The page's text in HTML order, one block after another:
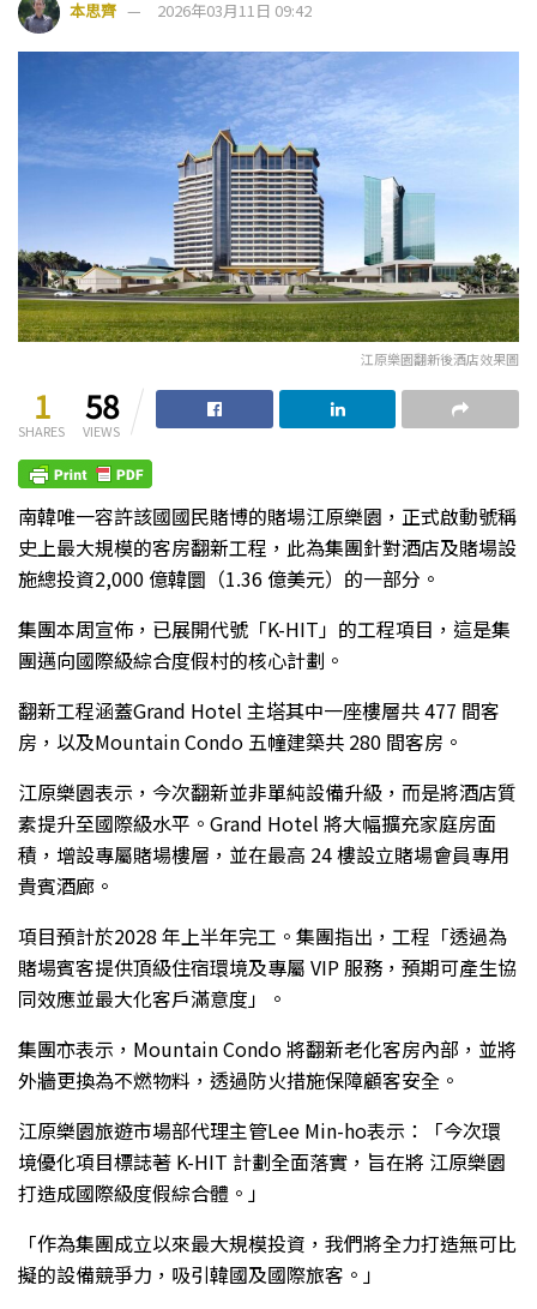
本思齊 2026年03月11日 09:42
江原樂園翻新後酒店效果圖
1
SHARES
58
VIEWS
南韓唯一容許該國國民賭博的賭場江原樂園，正式啟動號稱
史上最大規模的客房翻新工程，此為集團針對酒店及賭場設
施總投資2,000 億韓圜（1.36 億美元）的一部分。
集團本周宣佈，已展開代號「K-HIT」的工程項目，這是集
團邁向國際級綜合度假村的核心計劃。
翻新工程涵蓋Grand Hotel 主塔其中一座樓層共 477 間客
房，以及Mountain Condo 五幢建築共 280 間客房。
江原樂園表示，今次翻新並非單純設備升級，而是將酒店質
素提升至國際級水平。Grand Hotel 將大幅擴充家庭房面
積，增設專屬賭場樓層，並在最高 24 樓設立賭場會員專用
貴賓酒廊。
項目預計於2028 年上半年完工。集團指出，工程「透過為
賭場賓客提供頂級住宿環境及專屬 VIP 服務，預期可產生協
同效應並最大化客戶滿意度」。
集團亦表示，Mountain Condo 將翻新老化客房內部，並將
外牆更換為不燃物料，透過防火措施保障顧客安全。
江原樂園旅遊市場部代理主管Lee Min-ho表示：「今次環
境優化項目標誌著 K-HIT 計劃全面落實，旨在將 江原樂園
打造成國際級度假綜合體。」
「作為集團成立以來最大規模投資，我們將全力打造無可比
擬的設備競爭力，吸引韓國及國際旅客。」